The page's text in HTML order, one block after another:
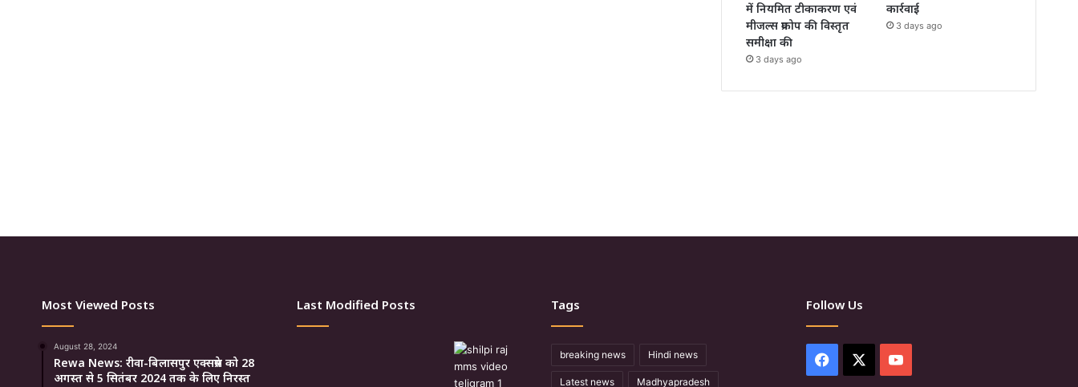
में नियमित टीकाकरण एवं
मीजल्स प्रकोप की विस्तृत
समीक्षा की
3 days ago
कार्रवाई
3 days ago
Most Viewed Posts
August 28, 2024
Rewa News: रीवा-बिलासपुर एक्सप्रेस को 28
अगस्त से 5 सितंबर 2024 तक के लिए निरस्त
Last Modified Posts Tags
breaking news Hindi news
Latest news Madhyapradesh
Follow Us
Facebook YouTube